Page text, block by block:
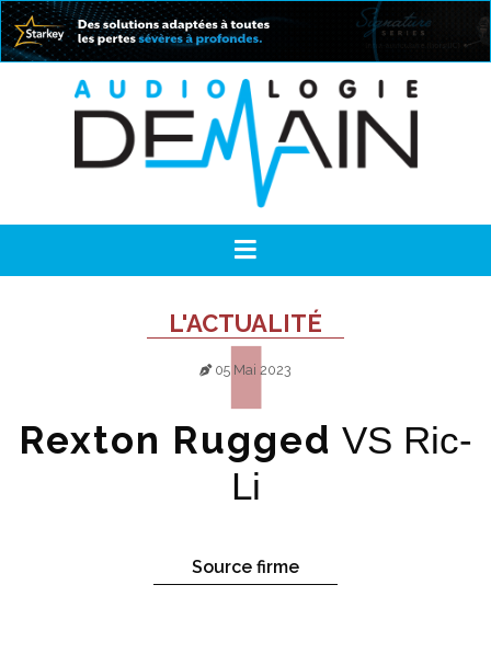
L'ACTUALITÉ
05 Mai 2023
Rexton Rugged VS Ric-
Li
Source firme